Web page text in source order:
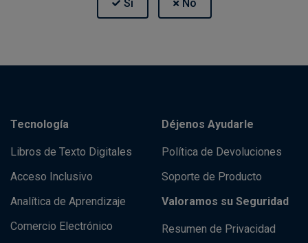
Tecnología
Libros de Texto Digitales
Acceso Inclusivo
Analítica de Aprendizaje
Comercio Electrónico
Déjenos Ayudarle
Política de Devoluciones
Soporte de Producto
Valoramos su Seguridad
Resumen de Privacidad